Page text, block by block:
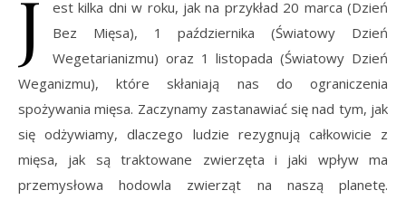
J
est kilka dni w roku, jak na przykład 20 marca (Dzień
Bez Mięsa), 1 października (Światowy Dzień
Wegetarianizmu) oraz 1 listopada (Światowy Dzień
Weganizmu), które skłaniają nas do ograniczenia
spożywania mięsa. Zaczynamy zastanawiać się nad tym, jak
się odżywiamy, dlaczego ludzie rezygnują całkowicie z
mięsa, jak są traktowane zwierzęta i jaki wpływ ma
przemysłowa hodowla zwierząt na naszą planetę.